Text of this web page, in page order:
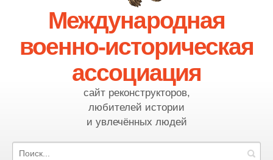
Международная
военно-историческая
ассоциация
сайт реконструкторов,
любителей истории
и увлечённых людей